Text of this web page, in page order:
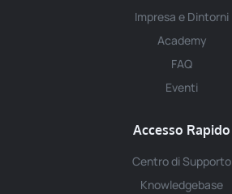
Impresa e Dintorni
Academy
FAQ
Eventi
Accesso Rapido
Centro di Supporto
Knowledgebase